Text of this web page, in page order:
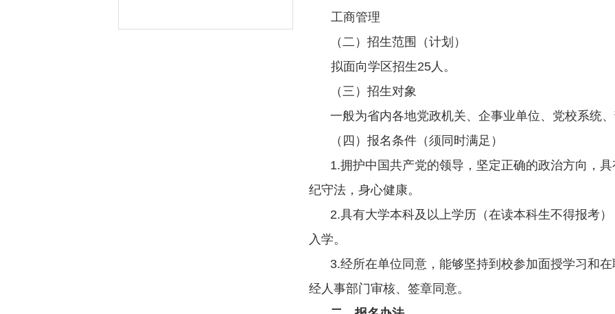
工商管理
（二）招生范围（计划）
拟面向学区招生25人。
（三）招生对象
一般为省内各地党政机关、企事业单位、党校系统
（四）报名条件（须同时满足）
1.拥护中国共产党的领导，坚定正确的政治方向，
纪守法，身心健康。
2.具有大学本科及以上学历（在读本科生不得报考
入学。
3.经所在单位同意，能够坚持到校参加面授学习和
经人事部门审核、签章同意。